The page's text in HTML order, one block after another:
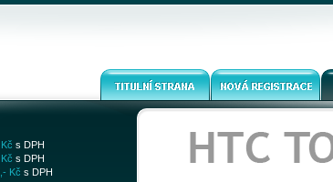
s DPH
s DPH
Kč s DPH